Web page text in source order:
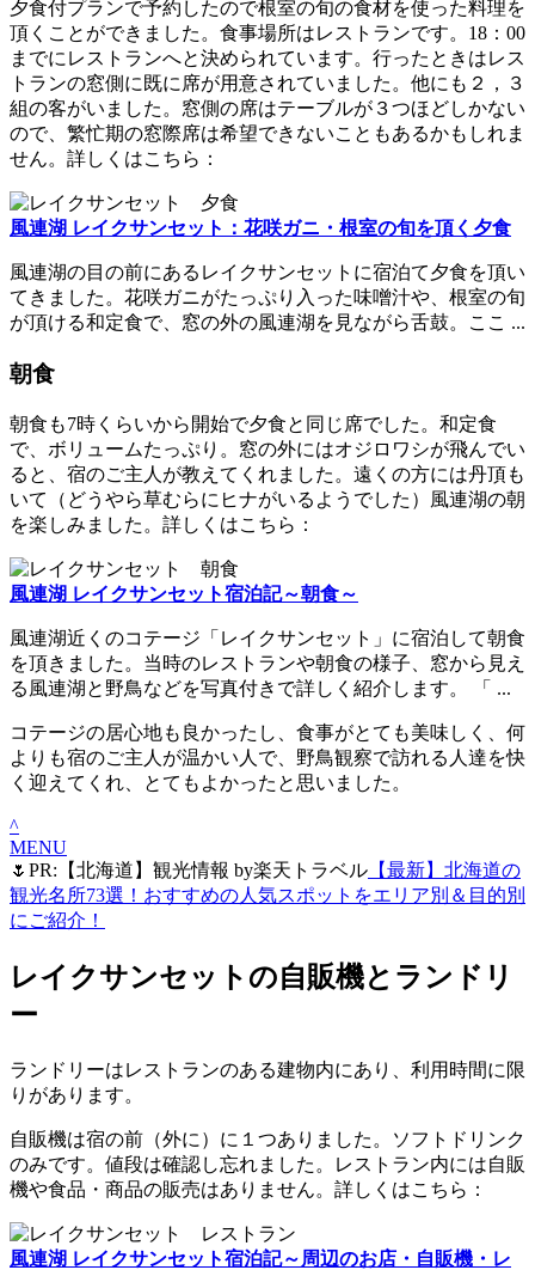
夕食付プランで予約したので根室の旬の食材を使った料理を
頂くことができました。食事場所はレストランです。18：00
までにレストランへと決められています。行ったときはレス
トランの窓側に既に席が用意されていました。他にも２，３
組の客がいました。窓側の席はテーブルが３つほどしかない
ので、繁忙期の窓際席は希望できないこともあるかもしれま
せん。詳しくはこちら：
風連湖 レイクサンセット：花咲ガニ・根室の旬を頂く夕食
風連湖の目の前にあるレイクサンセットに宿泊て夕食を頂い
てきました。花咲ガニがたっぷり入った味噌汁や、根室の旬
が頂ける和定食で、窓の外の風連湖を見ながら舌鼓。ここ ...
朝食
朝食も7時くらいから開始で夕食と同じ席でした。和定食
で、ボリュームたっぷり。窓の外にはオジロワシが飛んでい
ると、宿のご主人が教えてくれました。遠くの方には丹頂も
いて（どうやら草むらにヒナがいるようでした）風連湖の朝
を楽しみました。詳しくはこちら：
風連湖 レイクサンセット宿泊記～朝食～
風連湖近くのコテージ「レイクサンセット」に宿泊して朝食
を頂きました。当時のレストランや朝食の様子、窓から見え
る風連湖と野鳥などを写真付きで詳しく紹介します。 「 ...
コテージの居心地も良かったし、食事がとても美味しく、何
よりも宿のご主人が温かい人で、野鳥観察で訪れる人達を快
く迎えてくれ、とてもよかったと思いました。
^
MENU
🌷PR:【北海道】観光情報 by楽天トラベル 【最新】北海道の
観光名所73選！おすすめの人気スポットをエリア別＆目的別
にご紹介！
レイクサンセットの自販機とランドリ
ー
ランドリーはレストランのある建物内にあり、利用時間に限
りがあります。
自販機は宿の前（外に）に１つありました。ソフトドリンク
のみです。値段は確認し忘れました。レストラン内には自販
機や食品・商品の販売はありません。詳しくはこちら：
風連湖 レイクサンセット宿泊記～周辺のお店・自販機・レ